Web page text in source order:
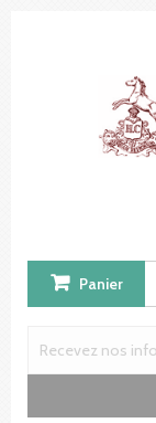
Panier